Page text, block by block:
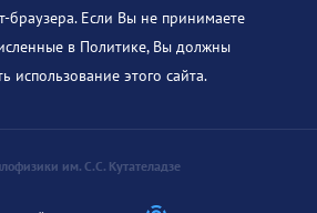
браузера. Если Вы не принимаете
в Политике, Вы должны
использование этого сайта.
им. С.С. Кутателадзе